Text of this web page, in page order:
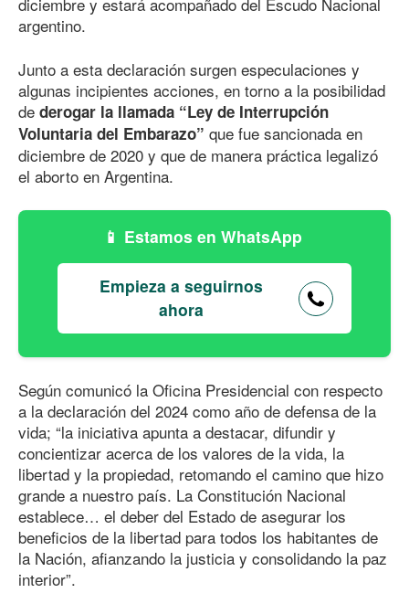
argentino.
Junto a esta declaración surgen especulaciones y
algunas incipientes acciones, en torno a la posibilidad
de derogar la llamada “Ley de Interrupción
Voluntaria del Embarazo” que fue sancionada en
diciembre de 2020 y que de manera práctica legalizó
el aborto en Argentina.
Estamos en WhatsApp
Empieza a seguirnos
ahora
Según comunicó la Oficina Presidencial con respecto
a la declaración del 2024 como año de defensa de la
vida; “la iniciativa apunta a destacar, difundir y
concientizar acerca de los valores de la vida, la
libertad y la propiedad, retomando el camino que hizo
grande a nuestro país. La Constitución Nacional
establece… el deber del Estado de asegurar los
beneficios de la libertad para todos los habitantes de
la Nación, afianzando la justicia y consolidando la paz
interior”.